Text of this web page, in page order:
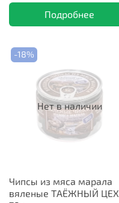
Подробнее
Нет в наличии
-18%
Чипсы из мяса марала
вяленые ТАЁЖНЫЙ ЦЕХ